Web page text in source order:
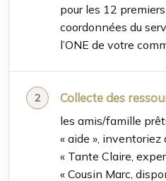
pour les 12
coordonnées du
l’ONE de votre
Collecte des
les amis/famille
« aide », inventoriez
« Tante Claire,
« Cousin Marc,